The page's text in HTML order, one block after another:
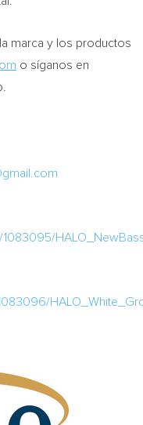
marca y los productos
o síganos en